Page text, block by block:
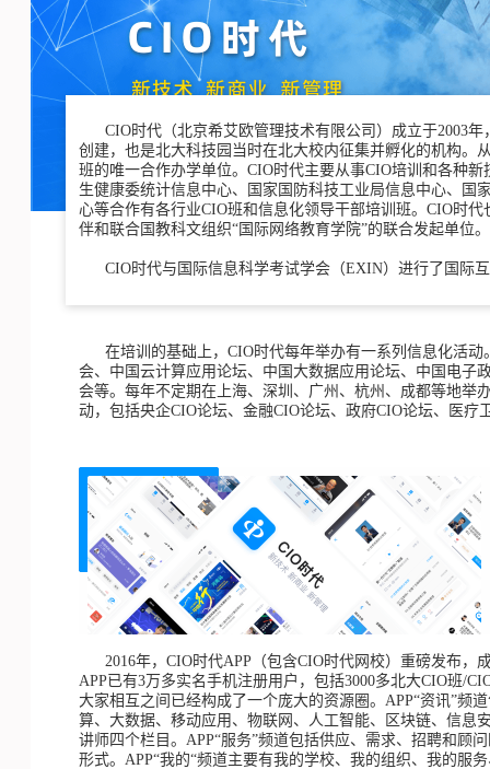
CIO时代（北京希艾欧管理技术有限公司）成立于2003
创建，也是北大科技园当时在北大校内征集并孵化的机构。
班的唯一合作办学单位。CIO时代主要从事CIO培训和各种
生健康委统计信息中心、国家国防科技工业局信息中心、国
心等合作有各行业CIO班和信息化领导干部培训班。CIO时
伴和联合国教科文组织“国际网络教育学院”的联合发起单位。
CIO时代与国际信息科学考试学会（EXIN）进行了国际
在培训的基础上，CIO时代每年举办有一系列信息化活
会、中国云计算应用论坛、中国大数据应用论坛、中国电子
会等。每年不定期在上海、深圳、广州、杭州、成都等地举
动，包括央企CIO论坛、金融CIO论坛、政府CIO论坛、医疗
2016年，CIO时代APP（包含CIO时代网校）重磅发布
APP已有3万多实名手机注册用户，包括3000多北大CIO班/
大家相互之间已经构成了一个庞大的资源圈。APP“资讯”频
算、大数据、移动应用、物联网、人工智能、区块链、信息
讲师四个栏目。APP“服务”频道包括供应、需求、招聘和顾
形式。APP“我的“频道主要有我的学校、我的组织、我的服